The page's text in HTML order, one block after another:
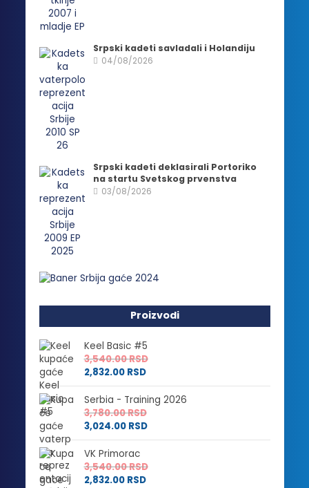
Srpski kadeti savladali i Holandiju
04/08/2026
Srpski kadeti deklasirali Portoriko
na startu Svetskog prvenstva
03/08/2026
Proizvodi
Keel Basic #5
3,540.00RSD
2,832.00 RSD
Serbia - Training 2026
3,780.00RSD
3,024.00 RSD
VK Primorac
3,540.00RSD
2,832.00 RSD